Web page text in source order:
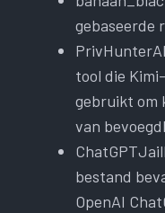
gebaseerde
tool die
gebruikt om
van
bestand
OpenAI